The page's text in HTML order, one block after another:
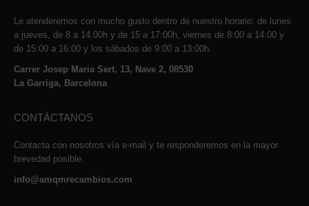
Le atenderemos con mucho gusto dentro de nuestro horario: de lunes
a jueves, de 8 a 14:00h y de 15 a 17:00h, viernes de 8:00 a 14:00 y
de 15:00 a 16:00 y los sábados de 9:00 a 13:00h.
Carrer Josep Maria Sert, 13, Nave 2, 08530
La Garriga, Barcelona
CONTÁCTANOS
Contacta con nosotros vía e-mail y te responderemos en la mayor
brevedad posible.
info@amqmrecambios.com